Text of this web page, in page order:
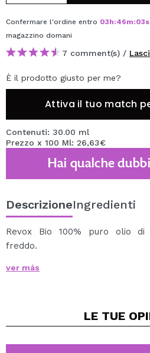
Confermare l'ordine entro 03h:46m:03s
magazzino domani
7 comment(s) /
È il prodotto giusto per me?
Attiva il tuo match
Contenuti: 30.00 ml
Prezzo x 100 Ml: 26,63€
Hai qualche
DescrizioneIngredienti
Revox Bio 100% puro olio di
freddo.
Un olio che proviene
Americana) è un membro
Questo olio puro è ricco di
e pelle dall'aspetto sano.
ver más
LE TUE